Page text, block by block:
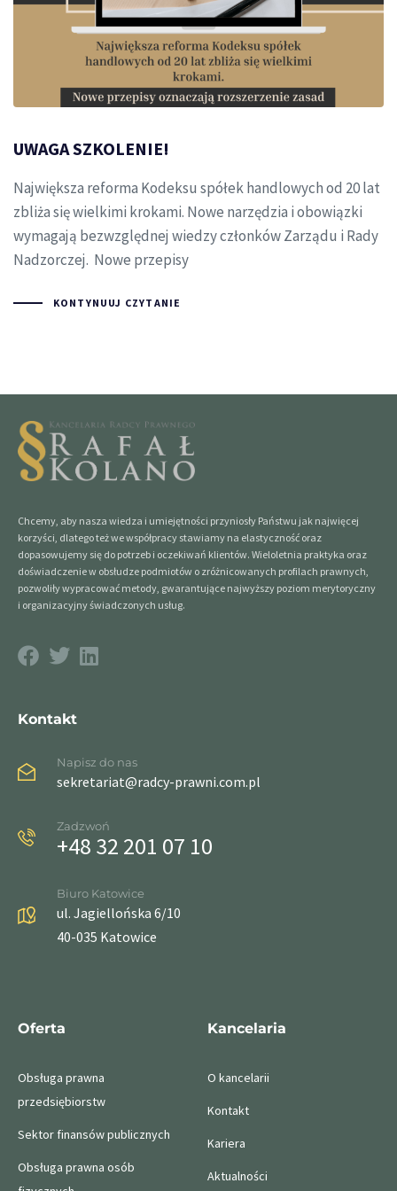
UWAGA SZKOLENIE!
Największa reforma Kodeksu spółek handlowych od 20 lat
zbliża się wielkimi krokami. Nowe narzędzia i obowiązki
wymagają bezwzględnej wiedzy członków Zarządu i Rady
Nadzorczej. Nowe przepisy
KONTYNUUJ CZYTANIE
Chcemy, aby nasza wiedza i umiejętności przyniosły Państwu jak najwięcej
korzyści, dlatego też we współpracy stawiamy na elastyczność oraz
dopasowujemy się do potrzeb i oczekiwań klientów. Wieloletnia praktyka oraz
doświadczenie w obsłudze podmiotów o zróżnicowanych profilach prawnych,
pozwoliły wypracować metody, gwarantujące najwyższy poziom merytoryczny
i organizacyjny świadczonych usług.
Kontakt
Napisz do nas
sekretariat@radcy-prawni.com.pl
Zadzwoń
+48 32 201 07 10
Biuro Katowice
ul. Jagiellońska 6/10
40-035 Katowice
Oferta
Obsługa prawna
przedsiębiorstw
Sektor finansów publicznych
Obsługa prawna osób
Kancelaria
O kancelarii
Kontakt
Kariera
Aktualności